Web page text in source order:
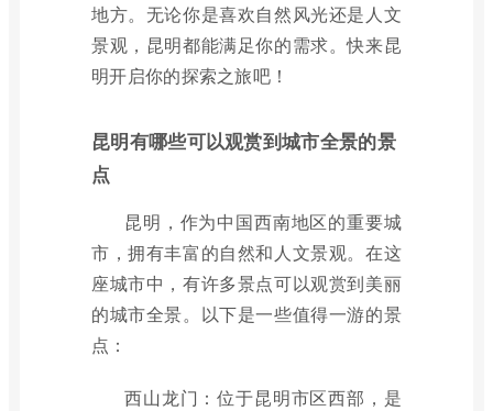
地方。无论你是喜欢自然风光还是人文
景观，昆明都能满足你的需求。快来昆
明开启你的探索之旅吧！
昆明有哪些可以观赏到城市全景的景
点
昆明，作为中国西南地区的重要城
市，拥有丰富的自然和人文景观。在这
座城市中，有许多景点可以观赏到美丽
的城市全景。以下是一些值得一游的景
点：
西山龙门：位于昆明市区西部，是